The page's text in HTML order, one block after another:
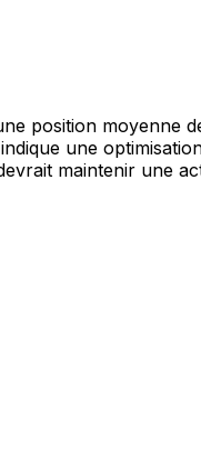
position moyenne
une
maintenir une